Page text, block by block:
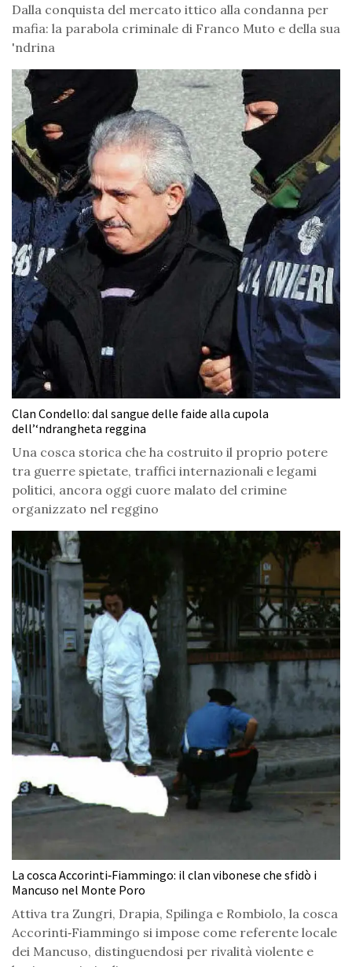
Dalla conquista del mercato ittico alla condanna per
mafia: la parabola criminale di Franco Muto e della sua
'ndrina
Clan Condello: dal sangue delle faide alla cupola
dell’‘ndrangheta reggina
Una cosca storica che ha costruito il proprio potere
tra guerre spietate, traffici internazionali e legami
politici, ancora oggi cuore malato del crimine
organizzato nel reggino
La cosca Accorinti‑Fiammingo: il clan vibonese che sfidò i
Mancuso nel Monte Poro
Attiva tra Zungri, Drapia, Spilinga e Rombiolo, la cosca
Accorinti‑Fiammingo si impose come referente locale
dei Mancuso, distinguendosi per rivalità violente e